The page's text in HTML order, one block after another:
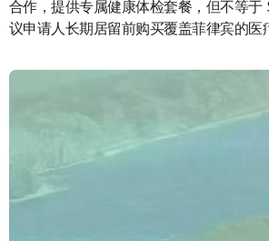
合作，提供专属健康体检套餐，但不等于
议申请人长期居留前购买覆盖菲律宾的医